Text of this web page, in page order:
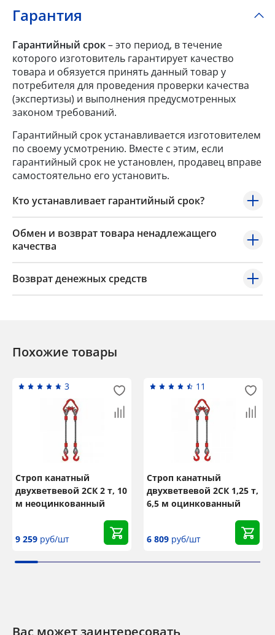
Гарантия
Гарантийный срок– это период, в течение
которого изготовитель гарантирует качество
товара и обязуется принять данный товар у
потребителя для проведения проверки качества
(экспертизы) и выполнения предусмотренных
законом требований.
Гарантийный срок устанавливается изготовителем
по своему усмотрению. Вместе с этим, если
гарантийный срок не установлен, продавец вправе
самостоятельно его установить.
Кто устанавливает гарантийный срок?
Обмен и возврат товара ненадлежащего
качества
Возврат денежных средств
Похожие товары
3
Строп канатный
двухветвевой 2СК 2 т, 10
м неоцинкованный
9 259 руб/шт
11
Строп канатный
двухветвевой 2СК 1,25 т,
6,5 м оцинкованный
6 809 руб/шт